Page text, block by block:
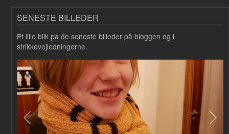
SENESTE BILLEDER
Et lille blik på de seneste billeder på bloggen og i
strikkevejledningerne.
Forrige